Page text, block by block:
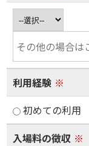
利用経験 ※
初めての利用
入場料の徴収 ※